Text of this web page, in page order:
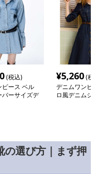
(税込)
ース ベル
バーサイズデ
¥5,260(税
デニムワンピ
ロ風デニムシ
の選び方｜まず押